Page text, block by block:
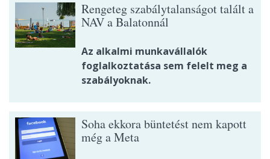
Rengeteg szabálytalanságot talált a
NAV a Balatonnál
Az alkalmi munkavállalók
foglalkoztatása sem felelt meg a
szabályoknak.
Soha ekkora büntetést nem kapott
még a Meta